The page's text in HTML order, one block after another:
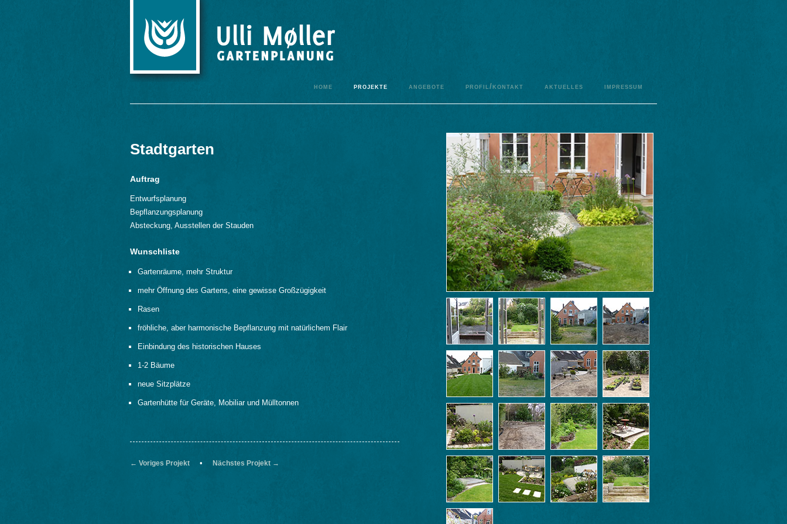
impressum
aktuelles
profil/kontakt
angebote
projekte
home
Stadtgarten
Auftrag
Entwurfsplanung
Bepflanzungsplanung
Absteckung, Ausstellen der Stauden
Wunschliste
Gartenräume, mehr Struktur
mehr Öffnung des Gartens, eine gewisse Großzügigkeit
Rasen
fröhliche, aber harmonische Bepflanzung mit natürlichem Flair
Einbindung des historischen Hauses
1-2 Bäume
neue Sitzplätze
Gartenhütte für Geräte, Mobiliar und Mülltonnen
← Voriges Projekt • Nächstes Projekt →